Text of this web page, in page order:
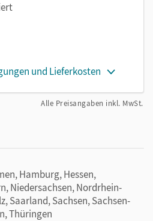
und Lieferkosten
Alle Preisangaben inkl. MwSt.
Hamburg, Hessen,
Niedersachsen, Nordrhein-
Saarland, Sachsen, Sachsen-
Thüringen